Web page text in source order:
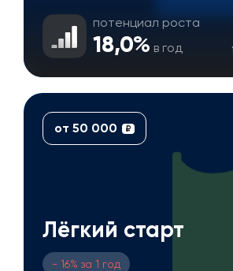
потенциал роста
18,0% в год
от 50 000 ₽
Лёгкий старт
- 16% за 1 год